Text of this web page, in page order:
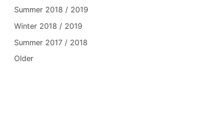
Summer 2018 / 2019
Winter 2018 / 2019
Summer 2017 / 2018
Older